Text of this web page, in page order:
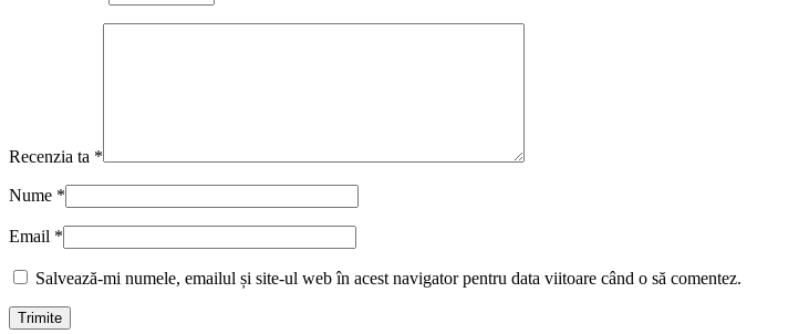
Recenzia ta *
Nume *
Email *
Salvează-mi numele, emailul și site-ul web în acest navigator pentru data viitoare când o să comentez.